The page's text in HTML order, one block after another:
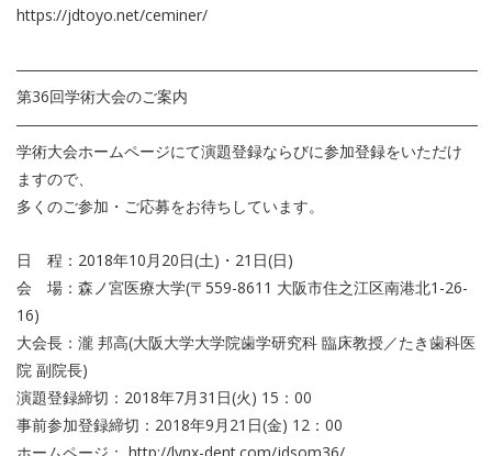
https://jdtoyo.net/ceminer/
――――――――――――――――――――――――――――――
第36回学術大会のご案内
――――――――――――――――――――――――――――――
学術大会ホームページにて演題登録ならびに参加登録をいただけ
ますので、
多くのご参加・ご応募をお待ちしています。
日 程：2018年10月20日(土)・21日(日)
会 場：森ノ宮医療大学(〒559-8611 大阪市住之江区南港北1-26-
16)
大会長：瀧 邦高(大阪大学大学院歯学研究科 臨床教授／たき歯科医
院 副院長)
演題登録締切：2018年7月31日(火) 15：00
事前参加登録締切：2018年9月21日(金) 12：00